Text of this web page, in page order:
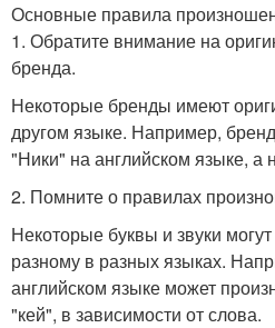
Основные правила
1. Обратите внимание на
бренда.
Некоторые бренды имеют
другом языке. Например,
"Ники" на английском языке, а
2. Помните о правилах
Некоторые буквы и звуки
разному в разных языках.
английском языке может
"кей", в зависимости от слова.